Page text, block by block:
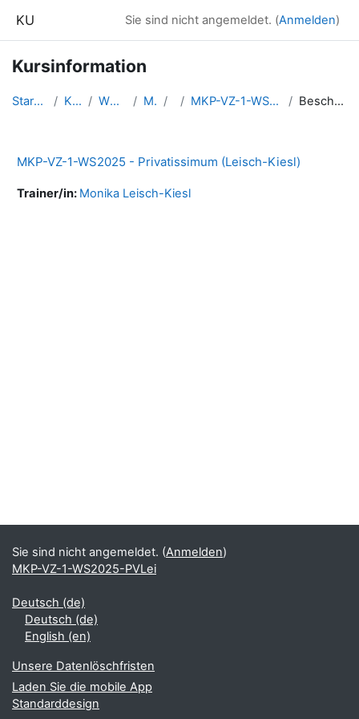
KU Sie sind nicht angemeldet. (Anmelden)
Kursinformation
Startseite Kurse WS2025 MKP 1 MKP-VZ-1-WS2025-PVLei Beschreibung
MKP-VZ-1-WS2025 - Privatissimum (Leisch-Kiesl)
Trainer/in: Monika Leisch-Kiesl
Sie sind nicht angemeldet. (Anmelden)
MKP-VZ-1-WS2025-PVLei
Deutsch ‎(de)‎
Deutsch ‎(de)‎
English ‎(en)‎
Unsere Datenlöschfristen
Laden Sie die mobile App
Standarddesign